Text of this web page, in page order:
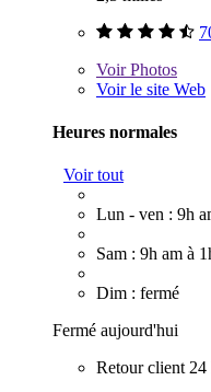
VoirPhotos
Voir le site Web
Heures normales
Voir tout
Lun - ven : 9h
Sam : 9h am à
Dim : fermé
Fermé aujourd'hui
Retour client 24